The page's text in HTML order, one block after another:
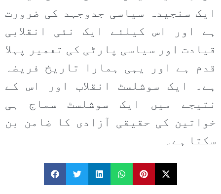
ایک سنجیدہ سیاسی جدوجہد کی ضرورت
ہے اور اس کیلئے ایک نئی انقلابی
قیادت اور سیاسی پارٹی کی تعمیر پہلا
قدم ہے اور یہی ہمارا تاریخ فریضہ
ہے۔ ایک سوشلسٹ انقلاب اور اس کے
نتیجے میں ایک سوشلسٹ سماج ہی
خواتین کی حقیقی آزادی کا ضامن بن
سکتا ہے۔